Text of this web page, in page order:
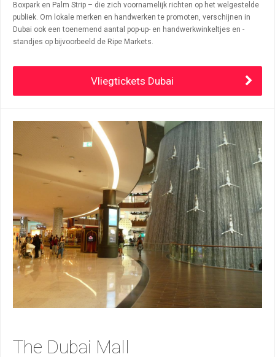
Boxpark en Palm Strip – die zich voornamelijk richten op het welgestelde
publiek. Om lokale merken en handwerken te promoten, verschijnen in
Dubai ook een toenemend aantal pop-up- en handwerkwinkeltjes en -
standjes op bijvoorbeeld de Ripe Markets.
Vliegtickets Dubai
The Dubai Mall